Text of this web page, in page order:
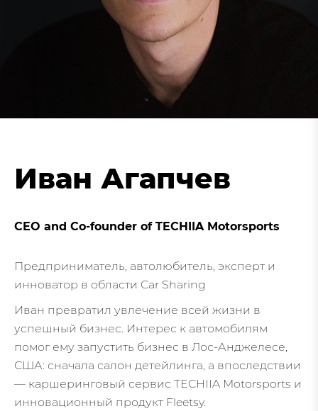
Иван Агапчев
CEO and Co-founder of TECHIIA Motorsports
Предприниматель, автолюбитель, эксперт и
инноватор в области Car Sharing
Иван превратил увлечение всей жизни в
успешный бизнес. Интерес к автомобилям
помог ему запустить бизнес в Лос-Анджелесе,
США: сначала салон детейлинга, а впоследствии
— каршеринговый сервис TECHIIA Motorsports и
инновационный продукт Fleetsy.